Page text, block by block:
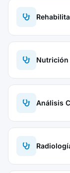
Nutrición
Análisis